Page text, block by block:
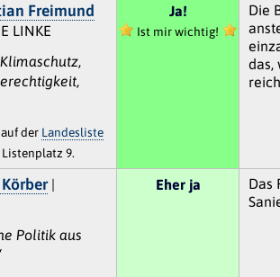
Freimund
LINKE
Klimaschutz,
der Landesliste
Listenplatz 9.
Ja!
Ist mir wichtig!
Die
das,
|
Politik aus
Eher ja
Das